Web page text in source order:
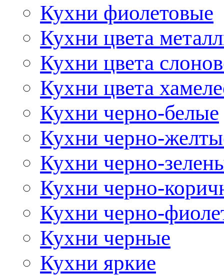
Кухни фиолетовые
Кухни цвета
Кухни цвета
Кухни цвета
Кухни черно-белые
Кухни черно-
Кухни черно-
Кухни черно-
Кухни черно-
Кухни черные
Кухни яркие